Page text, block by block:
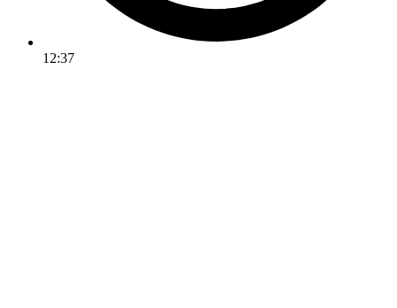
12:37